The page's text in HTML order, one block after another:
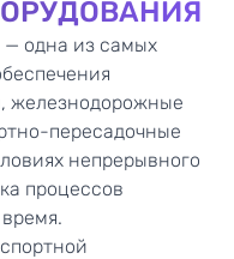
— одна из самых
железнодорожные
пересадочные
непрерывного
процессов